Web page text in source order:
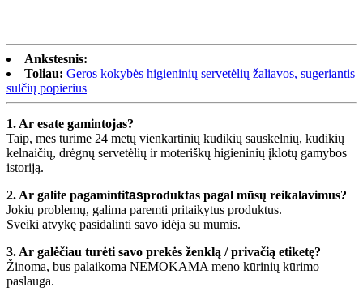
Ankstesnis:
Toliau: Geros kokybės higieninių servetėlių žaliavos, sugeriantis
sulčių popierius
1. Ar esate gamintojas?
Taip, mes turime 24 metų vienkartinių kūdikių sauskelnių, kūdikių
kelnaičių, drėgnų servetėlių ir moteriškų higieninių įklotų gamybos
istoriją.
2. Ar galite pagamintitasproduktas pagal mūsų reikalavimus?
Jokių problemų, galima paremti pritaikytus produktus.
Sveiki atvykę pasidalinti savo idėja su mumis.
3. Ar galėčiau turėti savo prekės ženklą / privačią etiketę?
Žinoma, bus palaikoma NEMOKAMA meno kūrinių kūrimo
paslauga.